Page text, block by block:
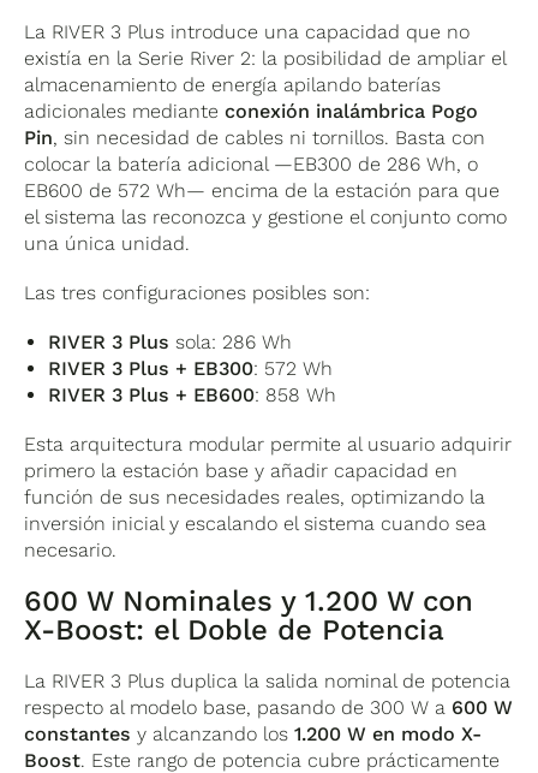
La RIVER 3 Plus introduce una capacidad que no
existía en la Serie River 2: la posibilidad de ampliar el
almacenamiento de energía apilando baterías
adicionales medianteconexión inalámbrica Pogo
Pin, sin necesidad de cables ni tornillos. Basta con
colocar la batería adicional —EB300 de 286 Wh, o
EB600 de 572 Wh— encima de la estación para que
el sistema las reconozca y gestione el conjunto como
una única unidad.
Las tres configuraciones posibles son:
RIVER 3 Plus sola: 286 Wh
RIVER 3 Plus + EB300: 572 Wh
RIVER 3 Plus + EB600: 858 Wh
Esta arquitectura modular permite al usuario adquirir
primero la estación base y añadir capacidad en
función de sus necesidades reales, optimizando la
inversión inicial y escalando el sistema cuando sea
necesario.
600 W Nominales y 1.200 W con
X-Boost: el Doble de Potencia
La RIVER 3 Plus duplica la salida nominal de potencia
respecto al modelo base, pasando de 300 W a 600 W
constantes y alcanzando los1.200 W en modo X-
Boost. Este rango de potencia cubre prácticamente